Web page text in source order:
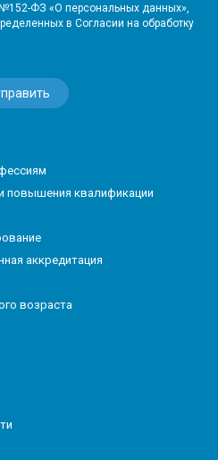
ФЗ «О персональных данных»,
в Согласии на обработку
повышения квалификации
аккредитация
возраста